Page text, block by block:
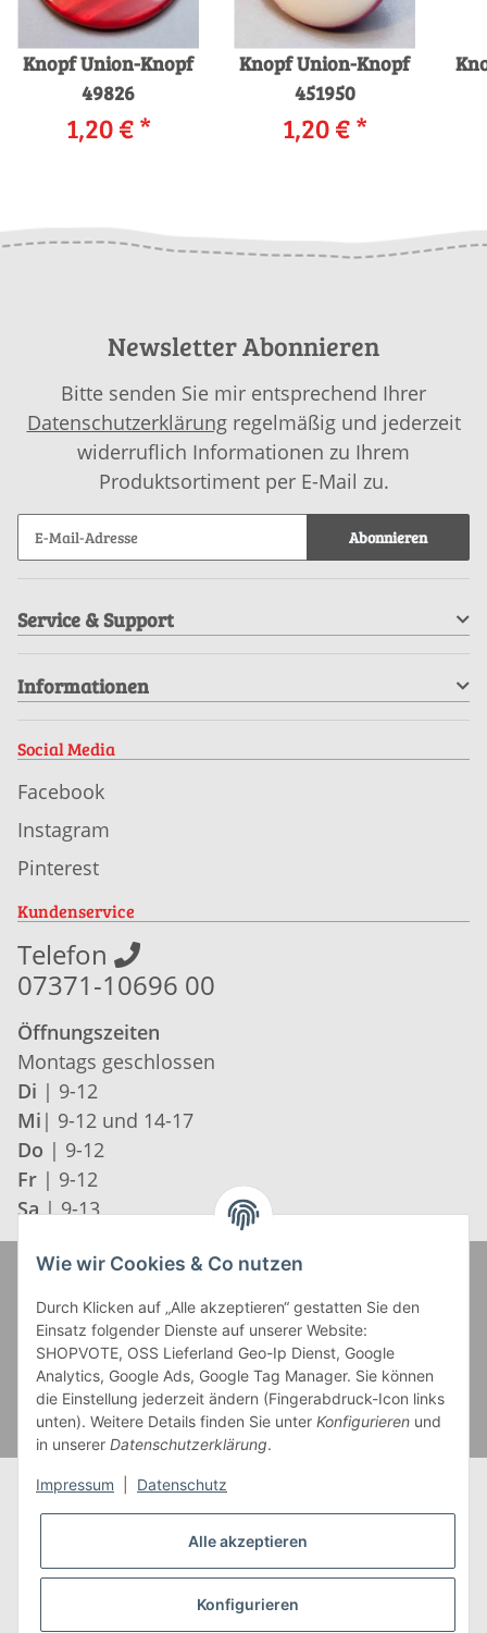
Knopf Union-Knopf
49826
1,20 €*
Knopf Union-Knopf
451950
1,20 €*
Newsletter Abonnieren
Bitte senden Sie mir entsprechend Ihrer
Datenschutzerklärungregelmäßig und jederzeit
widerruflich Informationen zu Ihrem
Produktsortiment per E-Mail zu.
Abonnieren
Service & Support
Informationen
Social Media
Facebook
Instagram
Pinterest
Kundenservice
Telefon
07371-10696 00
Öffnungszeiten
Montags geschlossen
Di | 9-12
Mi | 9-12 und 14-17
Do | 9-12
Fr | 9-12
Sa | 9-13
* Alle Preise inkl. gesetzlicher USt., zzgl.Versand
** Gilt für Lieferungen innerhalb Deutschlands,
Wie wir Cookies & Co nutzen
Durch Klicken auf „Alle akzeptieren“ gestatten Sie den
Einsatz folgender Dienste auf unserer Website:
SHOPVOTE, OSS Lieferland Geo-Ip Dienst, Google
Analytics, Google Ads, Google Tag Manager. Sie können
die Einstellung jederzeit ändern (Fingerabdruck-Icon links
unten). Weitere Details finden Sie unter Konfigurieren und
in unserer Datenschutzerklärung.
Impressum Datenschutz
Alle akzeptieren
Konfigurieren